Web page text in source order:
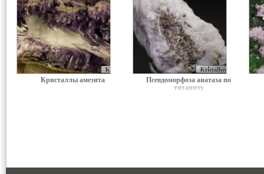
Кристаллы амезита
Псевдоморфоза анатаза по
титаниту